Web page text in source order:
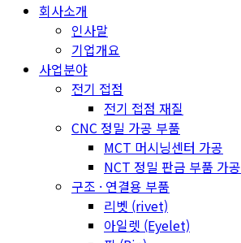
회사소개
인사말
기업개요
사업분야
전기 접점
전기 접점 재질
CNC 정밀 가공 부품
MCT 머시닝센터 가공
NCT 정밀 판금 부품 가공
구조 · 연결용 부품
리벳 (rivet)
아일렛 (Eyelet)